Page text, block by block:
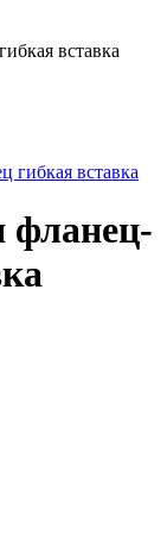
вставка
фланец-